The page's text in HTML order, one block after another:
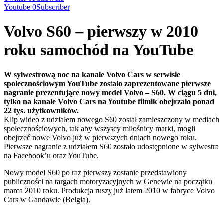
Youtube 0Subscriber
Volvo S60 – pierwszy w 2010
roku samochód na YouTube
W sylwestrową noc na kanale Volvo Cars w serwisie
społecznościowym YouTube zostało zaprezentowane pierwsze
nagranie prezentujące nowy model Volvo – S60. W ciągu 5 dni,
tylko na kanale Volvo Cars na Youtube filmik obejrzało ponad
22 tys. użytkowników.
Klip wideo z udziałem nowego S60 został zamieszczony w mediach
społecznościowych, tak aby wszyscy miłośnicy marki, mogli
obejrzeć nowe Volvo już w pierwszych dniach nowego roku.
Pierwsze nagranie z udziałem S60 zostało udostępnione w sylwestra
na Facebook’u oraz YouTube.
Nowy model S60 po raz pierwszy zostanie przedstawiony
publiczności na targach motoryzacyjnych w Genewie na początku
marca 2010 roku. Produkcja ruszy już latem 2010 w fabryce Volvo
Cars w Gandawie (Belgia).